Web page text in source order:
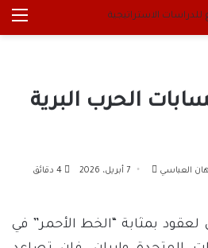
الحرب البرية
العباسي
أرسل 7 أبريل، 2026
لعقود بمثابة “الخط الأحمر” في